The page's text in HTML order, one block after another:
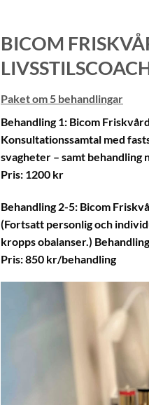
BICOM
Paket om 5 behandlingar
Behandling 1: Bicom
Konsultationssamtal med
svagheter – samt behandling
Pris: 1200 kr
Behandling 2-5: Bicom
(Fortsatt personlig och
kropps obalanser.)
Pris: 850 kr/behandling